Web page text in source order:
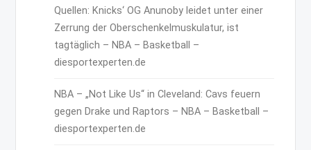
Quellen: Knicks‘ OG Anunoby leidet unter einer
Zerrung der Oberschenkelmuskulatur, ist
tagtäglich – NBA – Basketball –
diesportexperten.de
NBA – „Not Like Us“ in Cleveland: Cavs feuern
gegen Drake und Raptors – NBA – Basketball –
diesportexperten.de